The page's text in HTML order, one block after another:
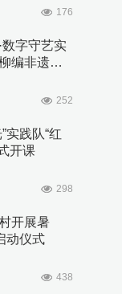
176
字守艺实
编非遗传
252
实践队“红
开课
298
开展暑
动仪式
438